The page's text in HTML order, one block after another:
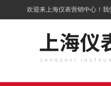
欢迎来上海仪表营销中心！我